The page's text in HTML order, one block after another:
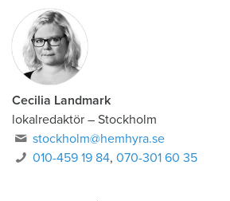
Cecilia Landmark
lokalredaktör – Stockholm
stockholm@hemhyra.se
010-459 19 84,070-301 60 35